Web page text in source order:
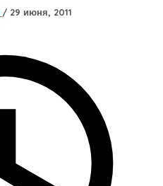
/ 29 июня, 2011